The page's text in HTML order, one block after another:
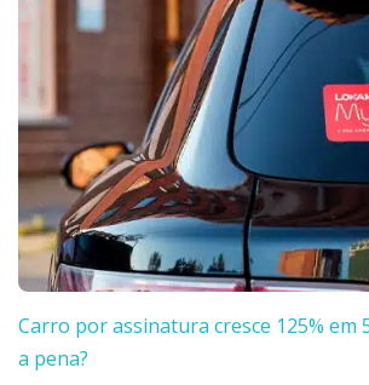
Carro por assinatura cresce 125% em
a pena?